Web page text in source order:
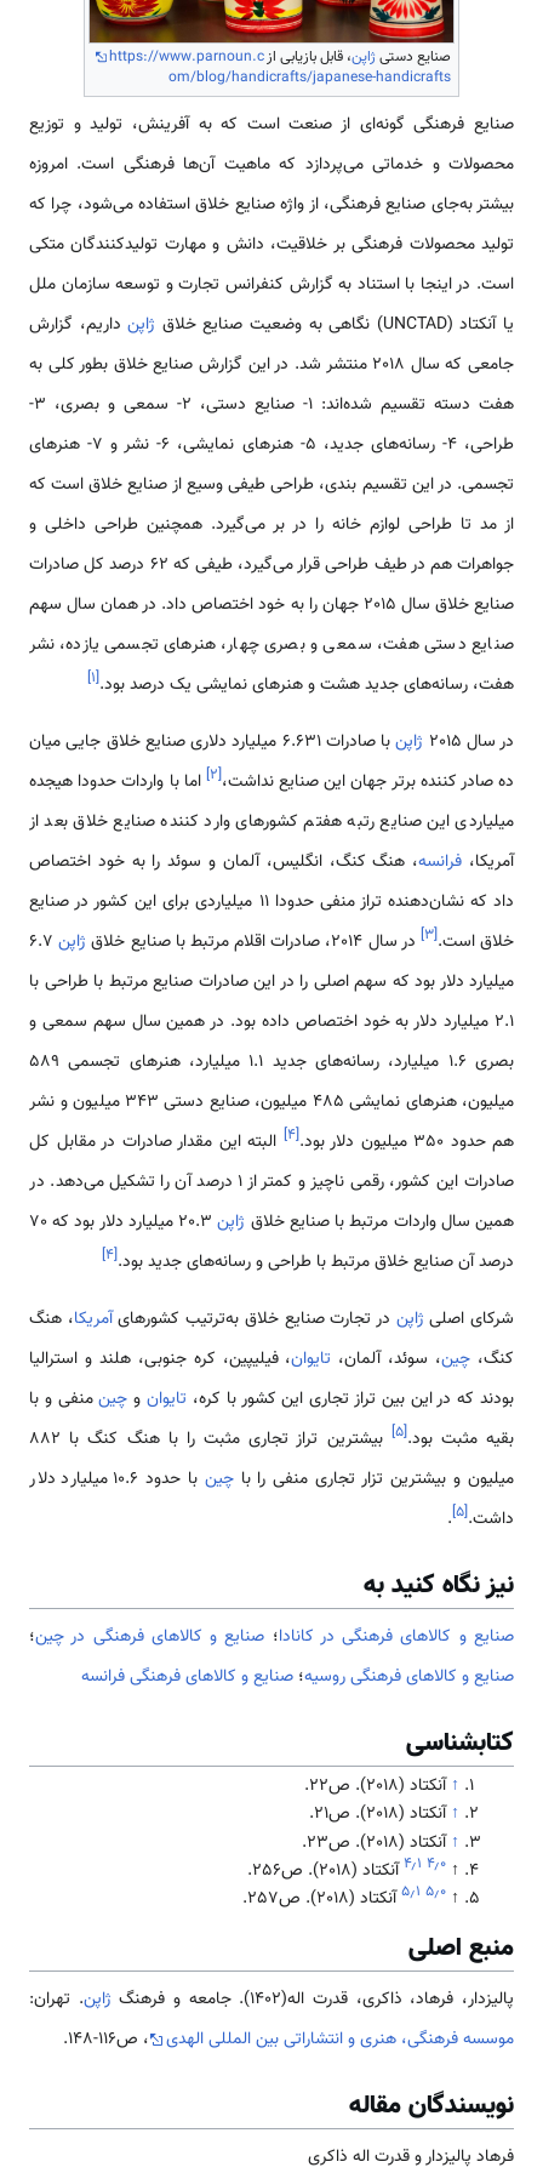
صنایع دستیژاپن، قابل بازیابی ازhttps://www.parnoun.c
om/blog/handicrafts/japanese-handicrafts
صنایع فرهنگی گونه‌ای از صنعت است که به آفرینش، تولید و توزیع
محصولات و خدماتی می‌پردازد که ماهیت آن‌ها فرهنگی است. امروزه
بیشتر به‌جای صنایع فرهنگی، از واژه صنایع خلاق استفاده می‌شود، چرا که
تولید محصولات فرهنگی بر خلاقیت، دانش و مهارت تولید‌کنندگان متکی
است. در اینجا با استناد به گزارش کنفرانس تجارت و توسعه سازمان ملل
یا آنکتاد (UNCTAD) نگاهی به وضعیت صنایع خلاق
ژاپنداریم، گزارش
جامعی که سال 2018 منتشر شد. در این گزارش صنایع خلاق بطور کلی به
هفت دسته تقسیم شده‌اند: 1- صنایع دستی، 2- سمعی و بصری، 3-
طراحی، 4- رسانه‌های جدید، 5- هنرهای نمایشی، 6- نشر و 7- هنرهای
تجسمی. در این تقسیم بندی، طراحی طیفی وسیع از صنایع خلاق است که
از مد تا طراحی لوازم خانه را در بر می‌گیرد. همچنین طراحی داخلی و
جواهرات هم در طیف طراحی قرار می‌گیرد، طیفی که 62 درصد کل صادرات
صنایع خلاق سال 2015 جهان را به خود اختصاص داد. در همان سال سهم
صنایع دستی هفت، سمعی و بصری چهار، هنرهای تجسمی یازده، نشر
هفت، رسانه‌های جدید هشت و هنرهای نمایشی یک درصد بود.[۱]
در سال 2015 ژاپن
با صادرات 6.631 میلیارد دلاری صنایع خلاق جایی میان
ده صادر کننده برتر جهان این صنایع نداشت،[۲] اما با واردات حدودا هیجده
میلیاردی این صنایع رتبه هفتم کشورهای وارد کننده صنایع خلاق بعد از
آمریکا، فرانسه، هنگ کنگ، انگلیس، آلمان و سوئد را به خود اختصاص
داد که نشان‌دهنده تراز منفی حدودا 11 میلیاردی برای این کشور در صنایع
خلاق است.[۳] در سال 2014، صادرات اقلام مرتبط با صنایع خلاق ژاپن 6.7
میلیارد دلار بود که سهم اصلی را در این صادرات صنایع مرتبط با طراحی با
2.1 میلیارد دلار به خود اختصاص داده بود. در همین سال سهم سمعی و
بصری 1.6 میلیارد، رسانه‌های جدید 1.1 میلیارد، هنرهای تجسمی 589
میلیون، هنرهای نمایشی 485 میلیون، صنایع دستی 343 میلیون و نشر
هم حدود 350 میلیون دلار بود.
[۴] البته این مقدار صادرات در مقابل کل
صادرات این کشور، رقمی نا‌چیز و کمتر از 1 درصد آن را تشکیل می‌دهد. در
همین سال واردات مرتبط با صنایع خلاق ژاپن
20.3 میلیارد دلار بود که 70
درصد آن صنایع خلاق مرتبط با طراحی و رسانه‌های جدید بود.[۴]
شرکای اصلی ژاپن در تجارت صنایع خلاق به‌ترتیب کشورهایآمریکا، هنگ
کنگ، چین، سوئد، آلمان، تایوان، فیلیپین، کره جنوبی، هلند و استرالیا
بودند که در این بین تراز تجاری این کشور با کره، تایوانو چینمنفی و با
بقیه مثبت بود.[۵]
بیشترین تراز تجاری مثبت را با هنگ کنگ با 882
میلیون و بیشترین تزار تجاری منفی را باچین
با حدود 10.6 میلیارد دلار
داشت.[۵]
.
نیز نگاه کنید به
صنایع و کالاهای فرهنگی در کانادا؛ صنایع و کالاهای فرهنگی در چین؛
صنایع و کالاهای فرهنگی روسیه؛ صنایع و کالاهای فرهنگی فرانسه
کتابشناسی
↑ آنکتاد (2018). ص22.
↑ آنکتاد (2018). ص21.
↑ آنکتاد (2018). ص23.
↑ ۴٫۰ ۴٫۱ آنکتاد (2018). ص256.
↑ ۵٫۰ ۵٫۱ آنکتاد (2018). ص257.
منبع اصلی
پالیزدار، فرهاد، ذاکری، قدرت اله(1402). جامعه و فرهنگ ژاپن. تهران:
موسسه فرهنگی، هنری و انتشاراتی بین المللی الهدی
، ص116-148.
نویسندگان مقاله
فرهاد پالیزدار و قدرت اله ذاکری